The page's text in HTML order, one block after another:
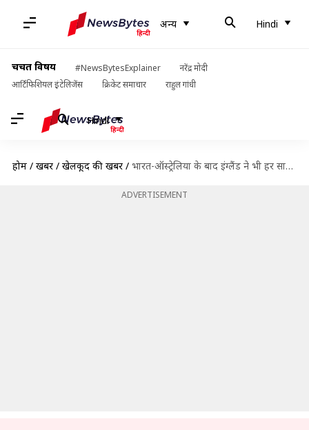
अन्य Hindi
चर्चित विषय #NewsBytesExplainer
नरेंद्र मोदी
आर्टिफिशियल इंटेलिजेंस
क्रिकेट समाचार राहुल गांधी
Hindi
होम / खबरें / खेलकूद की खबरें / भारत-ऑस्ट्रेलिया के बाद इंग्लैंड ने भी हर साल ICC टूर्नामेंट को लेकर उठाए सवाल
ADVERTISEMENT